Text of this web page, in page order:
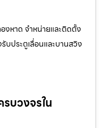
งหาด จำหน่ายและติดตั้ง
บประตูเลื่อนและบานสวิง
บวงจรใน